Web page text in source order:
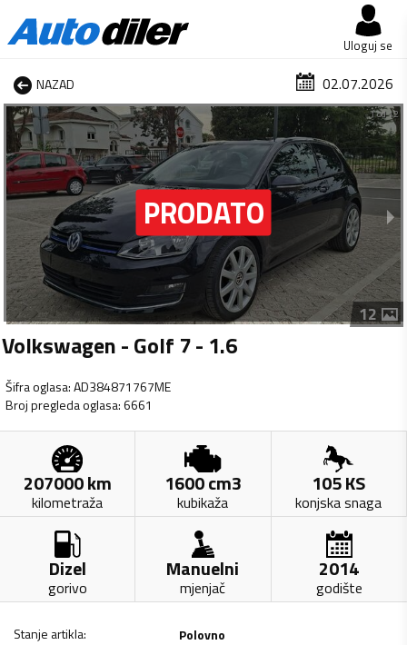
Uloguj se
NAZAD 02.07.2026
1 od 12
12
Volkswagen - Golf 7 - 1.6
Šifra oglasa:AD384871767ME
Broj pregleda oglasa:6661
207000km
kilometraža
1600cm3
kubikaža
105KS
konjska snaga
Dizel
gorivo
Manuelni
mjenjač
2014
godište
Stanje artikla:
Polovno